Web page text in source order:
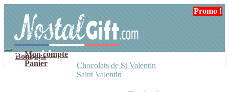
navigation
contenu
Mon compte
Panier
Bonbons
Chocolats de St Valentin
Saint Valentin
Promo !
Promo !